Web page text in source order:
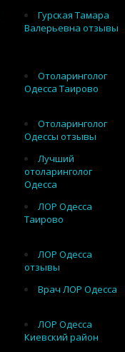
Гурская Тамара
Валерьевна отзывы
Отоларинголог
Одесса Таирово
Отоларинголог
Одессы отзывы
Лучший
отоларинголог
Одесса
ЛОР Одесса
Таирово
ЛОР Одесса
отзывы
Врач ЛОР Одесса
ЛОР Одесса
Киевский район